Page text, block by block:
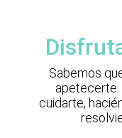
Sabemos
apetecerte.
cuidarte,